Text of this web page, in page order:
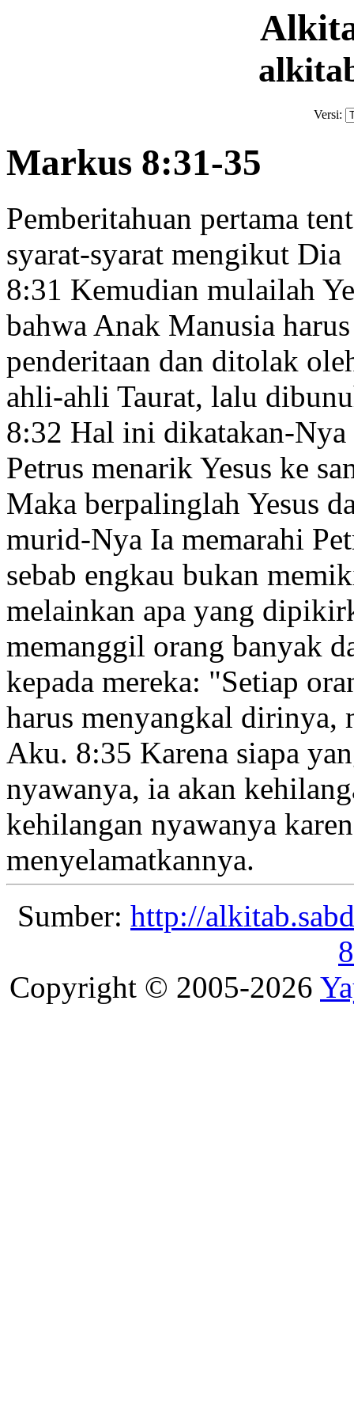
Versi:
Markus 8:31-35
Pemberitahuan pertama
syarat-syarat mengikut Dia
8:31 Kemudian mulailah
bahwa Anak Manusia
penderitaan dan ditolak
ahli-ahli Taurat, lalu
8:32 Hal ini dikatakan-Nya
Petrus menarik Yesus ke
Maka berpalinglah Yesus
murid-Nya Ia memarahi
sebab engkau bukan
melainkan apa yang
memanggil orang banyak
kepada mereka: "Setiap
harus menyangkal dirinya,
Aku. 8:35 Karena siapa
nyawanya, ia akan
kehilangan nyawanya
menyelamatkannya.
Sumber: http://
Copyright © 2005-2026